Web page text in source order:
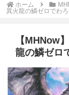
ホーム
異火龍の鱗ゼロでわろ
【MHNow
龍の鱗ゼロ